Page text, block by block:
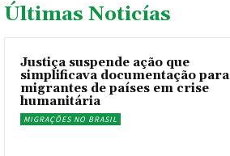
Últimas Noticías
Justiça suspende ação que
simplificava documentação para
migrantes de países em crise
humanitária
MIGRAÇÕES NO BRASIL